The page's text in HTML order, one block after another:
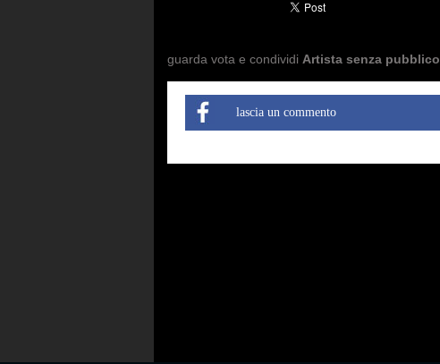
guarda vota e condividi Artista senza pubblico
lascia un commento